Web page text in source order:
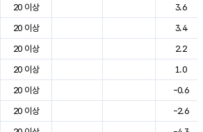
20 이상
3.6
20 이상
3.4
20 이상
2.2
20 이상
1.0
20 이상
-0.6
20 이상
-2.6